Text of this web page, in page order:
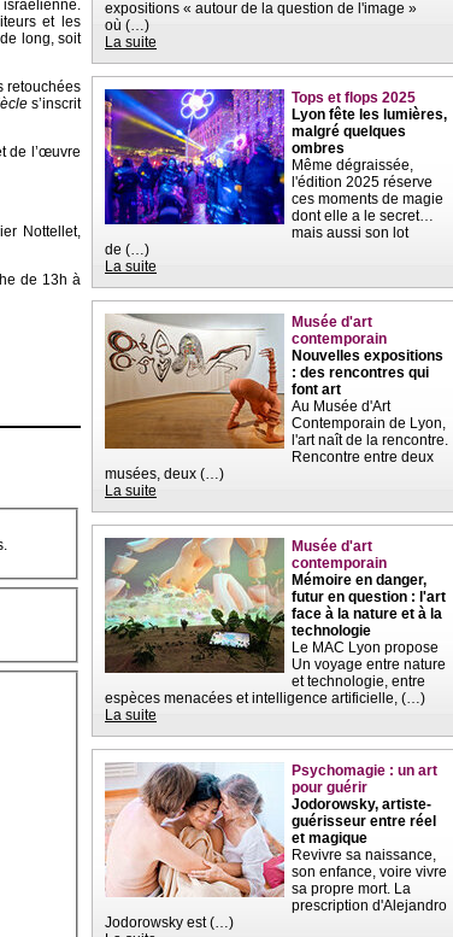
israélienne.
et les
long, soit
retouchées
s’inscrit
de l’œuvre
Nottellet,
de 13h à
expositions « autour de la question de l'image »
où (…)
La suite
Tops et flops 2025
Lyon fête les lumières,
malgré quelques
ombres
Même dégraissée,
l'édition 2025 réserve
ces moments de magie
dont elle a le secret…
mais aussi son lot
de (…)
La suite
Musée d'art
contemporain
Nouvelles expositions
: des rencontres qui
font art
Au Musée d'Art
Contemporain de Lyon,
l'art naît de la rencontre.
Rencontre entre deux
musées, deux (…)
La suite
Musée d'art
contemporain
Mémoire en danger,
futur en question : l'art
face à la nature et à la
technologie
Le MAC Lyon propose
Un voyage entre nature
et technologie, entre
espèces menacées et intelligence artificielle, (…)
La suite
Psychomagie : un art
pour guérir
Jodorowsky, artiste-
guérisseur entre réel
et magique
Revivre sa naissance,
son enfance, voire vivre
sa propre mort. La
prescription d'Alejandro
Jodorowsky est (…)